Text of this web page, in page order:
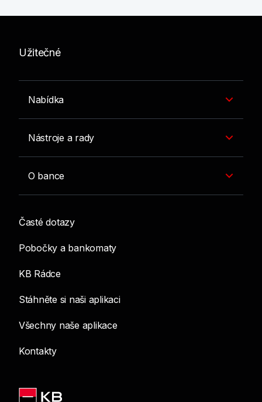
Užitečné
Nabídka
Nástroje a rady
O bance
Časté dotazy
Pobočky a bankomaty
KB Rádce
Stáhněte si naši aplikaci
Všechny naše aplikace
Kontakty